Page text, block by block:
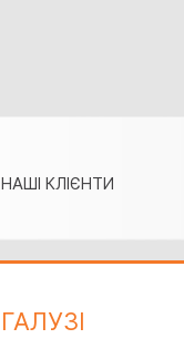
НАШІ КЛІЄНТИ
ГАЛУЗI